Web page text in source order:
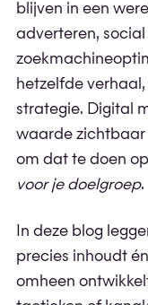
blijven in een
adverteren,
hetzelfde
strategie. Digital
waarde zichtbaar
om dat te doen
voor je doelgroep.
In deze blog
precies inhoudt
omheen